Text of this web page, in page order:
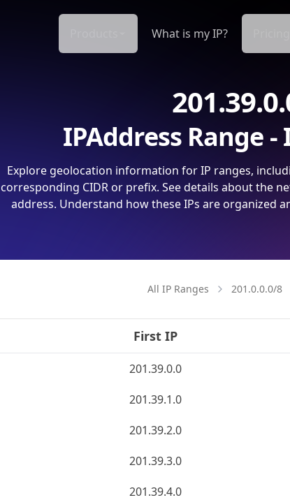
What is my IP?
IPAddress Range
Explore geolocation information for IP ranges,
corresponding CIDR or prefix. See details about the
address. Understand how these IPs are organized
All IP Ranges 201.0.0.0/8
First IP
201.39.0.0
201.39.1.0
201.39.2.0
201.39.3.0
201.39.4.0